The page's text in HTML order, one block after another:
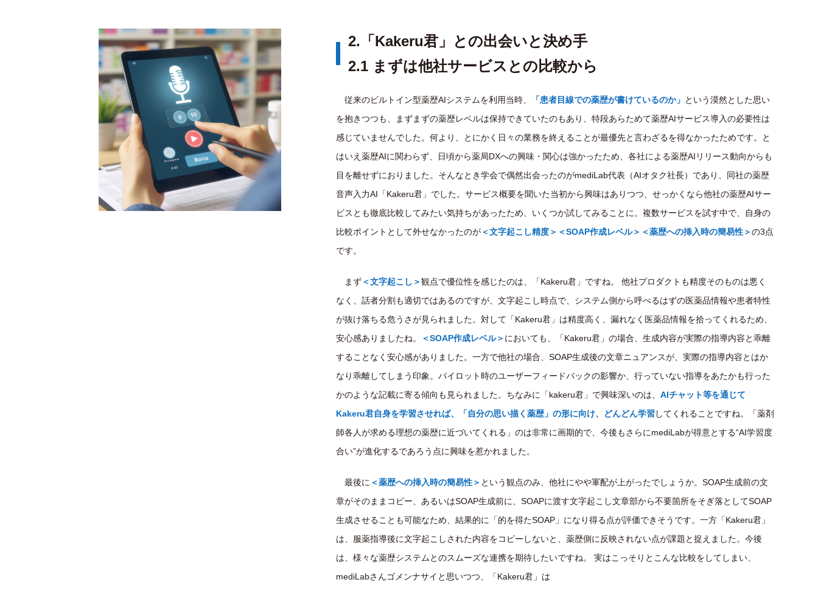
2.「Kakeru君」との出会いと決め手
2.1 まずは他社サービスとの比較から
従来のビルトイン型薬歴AIシステムを利用当時、 「患者目線での薬歴が書けているのか」 という漠然とした思い
を抱きつつも、まずまずの薬歴レベルは保持できていたのもあり、特段あらためて薬歴AIサービス導入の必要性は
感じていませんでした。何より、とにかく日々の業務を終えることが最優先と言わざるを得なかったためです。と
はいえ薬歴AIに関わらず、日頃から薬局DXへの興味・関心は強かったため、各社による薬歴AIリリース動向からも
目を離せずにおりました。そんなとき学会で偶然出会ったのがmediLab代表（AIオタク社長）であり、同社の薬歴
音声入力AI「Kakeru君」でした。サービス概要を聞いた当初から興味はありつつ、せっかくなら他社の薬歴AIサー
ビスとも徹底比較してみたい気持ちがあったため、いくつか試してみることに。複数サービスを試す中で、自身の
比較ポイントとして外せなかったのが＜文字起こし精度＞＜SOAP作成レベル＞＜薬歴への挿入時の簡易性＞の3点
です。
まず＜文字起こし＞観点で優位性を感じたのは、「Kakeru君」ですね。 他社プロダクトも精度そのものは悪く
なく、話者分割も適切ではあるのですが、文字起こし時点で、システム側から呼べるはずの医薬品情報や患者特性
が抜け落ちる危うさが見られました。対して「Kakeru君」は精度高く、漏れなく医薬品情報を拾ってくれるため、
安心感ありましたね。
＜SOAP作成レベル＞ においても、「Kakeru君」の場合、生成内容が実際の指導内容と乖離
することなく安心感がありました。一方で他社の場合、SOAP生成後の文章ニュアンスが、実際の指導内容とはか
なり乖離してしまう印象。パイロット時のユーザーフィードバックの影響か、行っていない指導をあたかも行った
かのような記載に寄る傾向も見られました。ちなみに「kakeru君」で興味深いのは、 AIチャット等を通じて
Kakeru君自身を学習させれば、「自分の思い描く薬歴」の形に向け、どんどん学習してくれることですね。「薬剤
師各人が求める理想の薬歴に近づいてくれる」のは非常に画期的で、今後もさらにmediLabが得意とする“AI学習度
合い”が進化するであろう点に興味を惹かれました。
最後に ＜薬歴への挿入時の簡易性＞ という観点のみ、他社にやや軍配が上がったでしょうか。SOAP生成前の文
章がそのままコピー、あるいはSOAP生成前に、SOAPに渡す文字起こし文章部から不要箇所をそぎ落としてSOAP
生成させることも可能なため、結果的に「的を得たSOAP」になり得る点が評価できそうです。一方「Kakeru君」
は、服薬指導後に文字起こしされた内容をコピーしないと、薬歴側に反映されない点が課題と捉えました。今後
は、様々な薬歴システムとのスムーズな連携を期待したいですね。 実はこっそりとこんな比較をしてしまい、
mediLabさんゴメンナサイと思いつつ、「Kakeru君」は